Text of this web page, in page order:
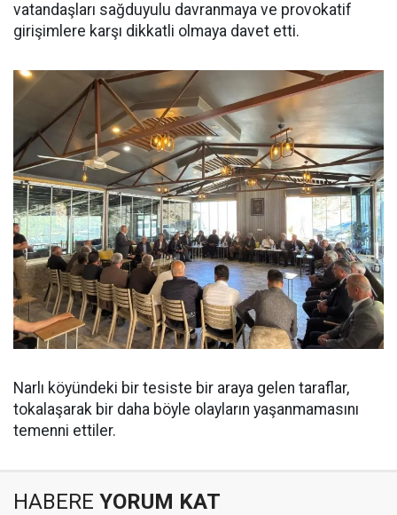
vatandaşları sağduyulu davranmaya ve provokatif
girişimlere karşı dikkatli olmaya davet etti.
Narlı köyündeki bir tesiste bir araya gelen taraflar,
tokalaşarak bir daha böyle olayların yaşanmamasını
temenni ettiler.
HABERE YORUM KAT